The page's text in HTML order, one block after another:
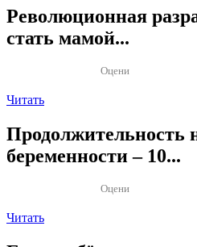
Революционная
стать мамой...
Оцени
Читать
Продолжительность
беременности – 10...
Оцени
Читать